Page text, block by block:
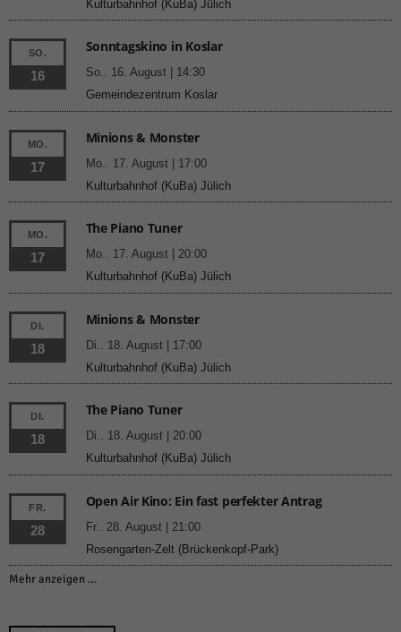
Kulturbahnhof (KuBa) Jülich
SO.
16
Sonntagskino in Koslar
So.. 16. August | 14:30
Gemeindezentrum Koslar
MO.
17
Minions & Monster
Mo.. 17. August | 17:00
Kulturbahnhof (KuBa) Jülich
MO.
17
The Piano Tuner
Mo.. 17. August | 20:00
Kulturbahnhof (KuBa) Jülich
DI.
18
Minions & Monster
Di.. 18. August | 17:00
Kulturbahnhof (KuBa) Jülich
DI.
18
The Piano Tuner
Di.. 18. August | 20:00
Kulturbahnhof (KuBa) Jülich
FR.
28
Open Air Kino: Ein fast perfekter Antrag
Fr.. 28. August | 21:00
Rosengarten-Zelt (Brückenkopf-Park)
Mehr anzeigen …